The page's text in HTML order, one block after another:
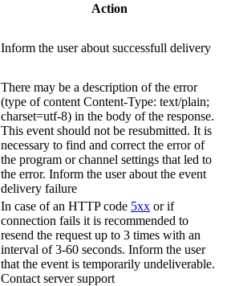
Action
Inform the user about successfull delivery
There may be a description of the error
(type of content Content-Type: text/plain;
charset=utf-8) in the body of the response.
This event should not be resubmitted. It is
necessary to find and correct the error of
the program or channel settings that led to
the error. Inform the user about the event
delivery failure
In case of an HTTP code 5xx or if
connection fails it is recommended to
resend the request up to 3 times with an
interval of 3-60 seconds. Inform the user
that the event is temporarily undeliverable.
Contact server support